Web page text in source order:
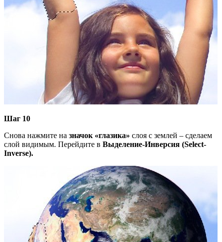
Шаг 10
Снова нажмите на значок «глазика» слоя с землей – сделаем
слой видимым. Перейдите в Выделение-Инверсия (Select-
Inverse).